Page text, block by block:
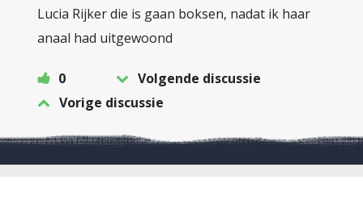
Lucia Rijker die is gaan boksen, nadat ik haar
anaal had uitgewoond
0
Volgende discussie
Vorige discussie